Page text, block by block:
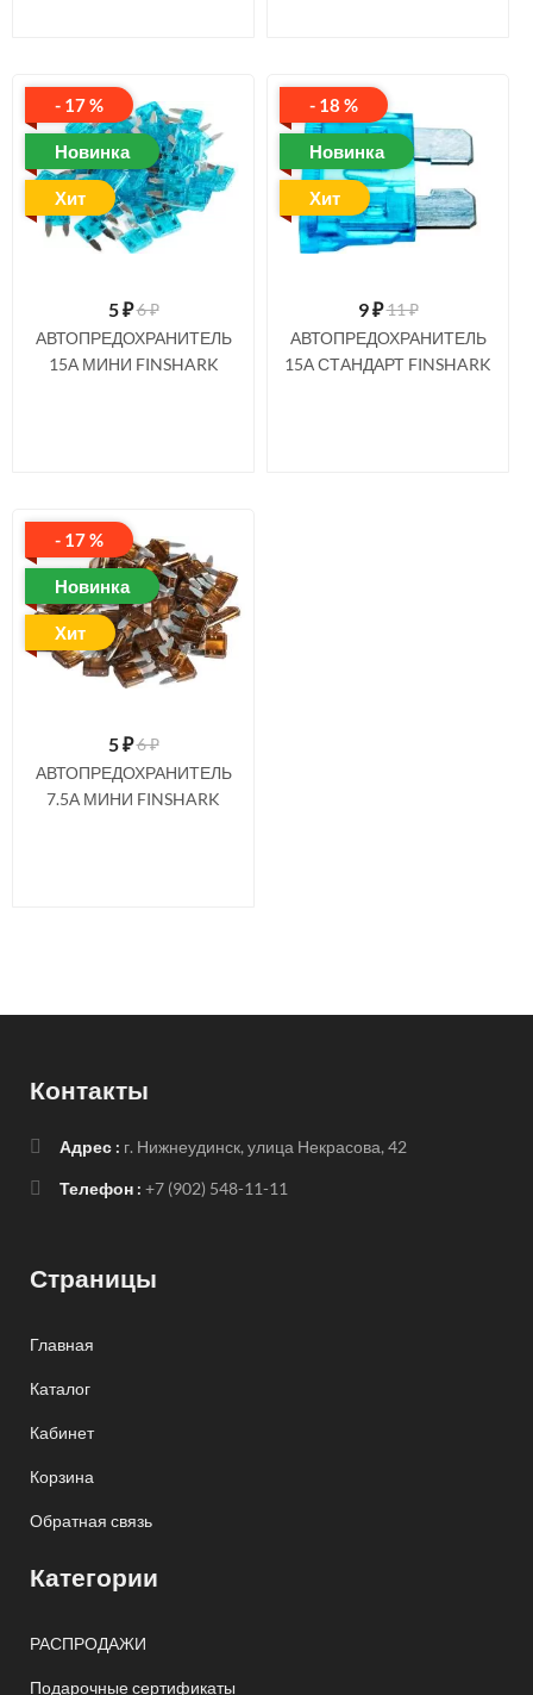
- 17 %
Новинка
Хит
5₽6 ₽
АВТОПРЕДОХРАНИТЕЛЬ
15А МИНИ FINSHARK
- 18 %
Новинка
Хит
9₽11 ₽
АВТОПРЕДОХРАНИТЕЛЬ
15А СТАНДАРТ FINSHARK
- 17 %
Новинка
Хит
5₽6 ₽
АВТОПРЕДОХРАНИТЕЛЬ
7.5А МИНИ FINSHARK
Контакты
Адрес : г. Нижнеудинск, улица Некрасова, 42
Телефон : +7 (902) 548-11-11
Страницы
Главная
Каталог
Кабинет
Корзина
Обратная связь
Категории
РАСПРОДАЖИ
Подарочные сертификаты